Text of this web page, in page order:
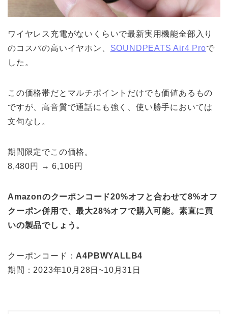
ワイヤレス充電がないくらいで最新実用機能全部入り
のコスパの高いイヤホン、 SOUNDPEATS Air4 Proで
した。
この価格帯だとマルチポイントだけでも価値あるもの
ですが、高音質で通話にも強く、使い勝手においては
文句なし。
期間限定でこの価格。
8,480円 → 6,106円
Amazonのクーポンコード20%オフと合わせて8%オフ
クーポン併用で、最大28%オフで購入可能。素直に買
いの製品でしょう。
クーポンコード： A4PBWYALLB4
期間：2023年10月28日~10月31日